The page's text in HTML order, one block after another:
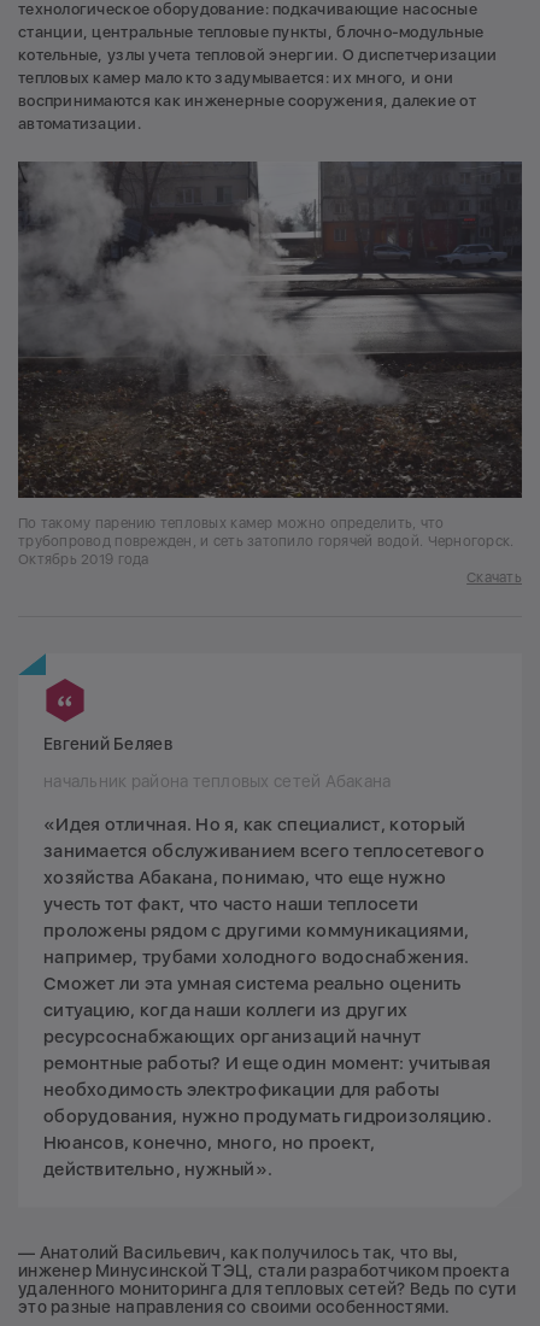
технологическое оборудование: подкачивающие насосные
станции, центральные тепловые пункты, блочно-модульные
котельные, узлы учета тепловой энергии. О диспетчеризации
тепловых камер мало кто задумывается: их много, и они
воспринимаются как инженерные сооружения, далекие от
автоматизации.
По такому парению тепловых камер можно определить, что
трубопровод поврежден, и сеть затопило горячей водой. Черногорск.
Октябрь 2019 года
Скачать
Евгений Беляев
начальник района тепловых сетей Абакана
«Идея отличная. Но я, как специалист, который
занимается обслуживанием всего теплосетевого
хозяйства Абакана, понимаю, что еще нужно
учесть тот факт, что часто наши теплосети
проложены рядом с другими коммуникациями,
например, трубами холодного водоснабжения.
Сможет ли эта умная система реально оценить
ситуацию, когда наши коллеги из других
ресурсоснабжающих организаций начнут
ремонтные работы? И еще один момент: учитывая
необходимость электрофикации для работы
оборудования, нужно продумать гидроизоляцию.
Нюансов, конечно, много, но проект,
действительно, нужный».
— Анатолий Васильевич, как получилось так, что вы,
инженер Минусинской ТЭЦ, стали разработчиком проекта
удаленного мониторинга для тепловых сетей? Ведь по сути
это разные направления со своими особенностями.